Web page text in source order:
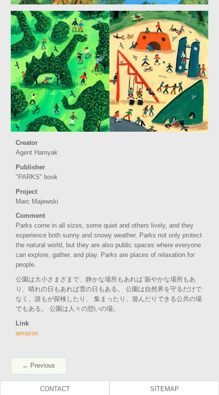
Creator
Agent Hamyak
Publisher
"PARKS" book
Project
Marc Majewski
Comment
Parks come in all sizes, some quiet and others lively, and they
experience both sunny and snowy weather. Parks not only protect
the natural world, but they are also public spaces where everyone
can explore, gather, and play. Parks are places of relaxation for
people.
公園は大小さまざまで、静かな場所もあれば 賑やかな場所もあ
り、晴れの日もあれば雪の日もある。 公園は自然界を守るだけで
なく、誰もが探検したり、 集まったり、遊んだりできる公共の場
でもある。 公園は人々の憩いの場。
Link
amazon
← Previous
CONTACT SITEMAP